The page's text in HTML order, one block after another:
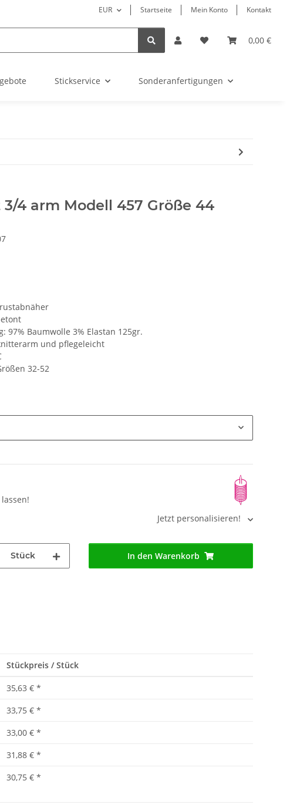
EUR Startseite Mein Konto Kontakt
0,00 €
Stickservice Sonderanfertigungen
4 arm Modell 457 Größe 44
97% Baumwolle 3% Elastan 125gr.
und pflegeleicht
32-52
Jetzt personalisieren!
Stück In den Warenkorb
Stückpreis / Stück
35,63 € *
33,75 € *
33,00 € *
31,88 € *
30,75 € *